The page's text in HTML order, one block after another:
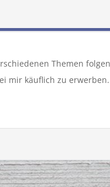
Themen
mir käuflich zu